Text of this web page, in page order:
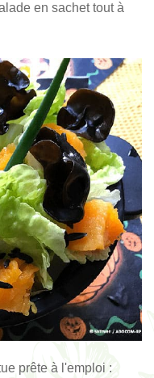
en sachet tout à
prête à l'emploi :